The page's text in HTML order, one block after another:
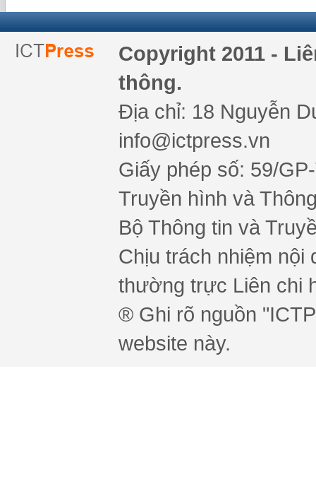
Copyright 2011 -
thông.
Địa chỉ: 18 Nguyễn
info@ictpress.vn
Giấy phép số: 59/
Truyền hình và
Bộ Thông tin và
Chịu trách nhiệm nội
thường trực Liên chi
® Ghi rõ nguồn
website này.